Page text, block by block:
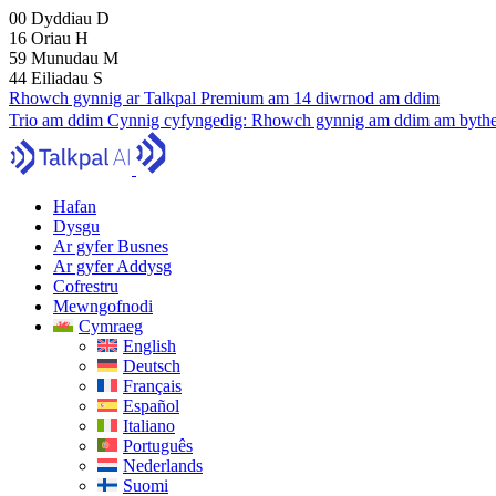
00 Dyddiau D
16 Oriau H
59 Munudau M
43 Eiliadau S
Rhowch gynnig ar Talkpal Premium am 14 diwrnod am ddim
Trio am ddim Cynnig cyfyngedig: Rhowch gynnig am ddim am
Hafan
Dysgu
Ar gyfer Busnes
Ar gyfer Addysg
Cofrestru
Mewngofnodi
Cymraeg
English
Deutsch
Français
Español
Italiano
Português
Nederlands
Suomi